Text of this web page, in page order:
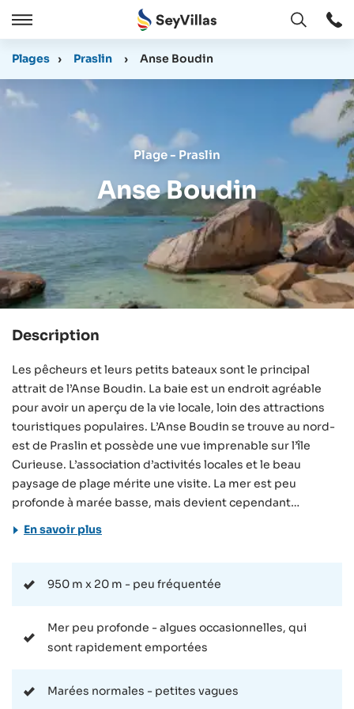
Cermer
Ouvert
Plages › Praslin › Anse Boudin
Plage - Praslin
Anse Boudin
Description
Les pêcheurs et leurs petits bateaux sont le principal
attrait de l’Anse Boudin. La baie est un endroit agréable
pour avoir un aperçu de la vie locale, loin des attractions
touristiques populaires. L’Anse Boudin se trouve au nord-
est de Praslin et possède une vue imprenable sur l’île
Curieuse. L’association d’activités locales et le beau
paysage de plage mérite une visite. La mer est peu
profonde à marée basse, mais devient cependant
rapidement très profonde en dehors de la zone sableuse.
A l’Anse Boudin il peut occasionnellement y avoir des
vagues. La plage est facile d’accès en voiture ou en bus. Il y
logement n’est pas trop éloigné. L’Anse Boudin se
caractérise par les activités des populations locales. Il
se trouvent à proxmité de la rive. La plage est même très
En savoir plus
950 m x 20 m - peu fréquentée
Mer peu profonde - algues occasionnelles, qui
sont rapidement emportées
Marées normales - petites vagues